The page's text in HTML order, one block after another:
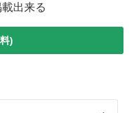
出来る
)